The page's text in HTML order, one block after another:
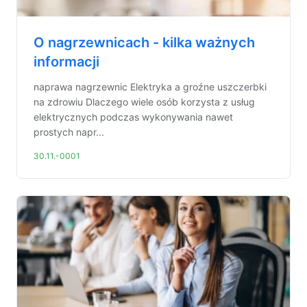
O nagrzewnicach - kilka ważnych
informacji
naprawa nagrzewnic Elektryka a groźne uszczerbki
na zdrowiu Dlaczego wiele osób korzysta z usług
elektrycznych podczas wykonywania nawet
prostych napr...
30.11.-0001